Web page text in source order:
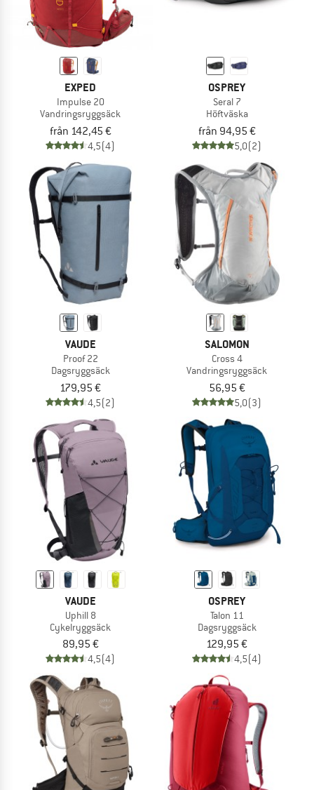
EXPED
Impulse 20
Vandringsryggsäck
från 142,45 €
4,5(4)
OSPREY
Seral 7
Höftväska
från 94,95 €
5,0(2)
VAUDE
Proof 22
Dagsryggsäck
179,95 €
4,5(2)
SALOMON
Cross 4
Vandringsryggsäck
56,95 €
5,0(3)
VAUDE
Uphill 8
Cykelryggsäck
89,95 €
4,5(4)
OSPREY
Talon 11
Dagsryggsäck
129,95 €
4,5(4)